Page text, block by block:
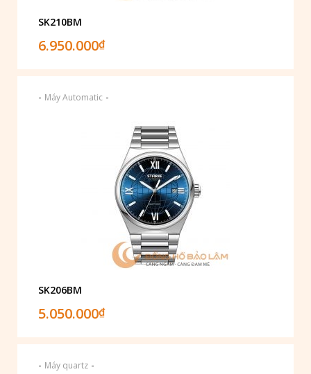
SK210BM
6.950.000₫
- Máy Automatic -
SK206BM
5.050.000₫
- Máy quartz -